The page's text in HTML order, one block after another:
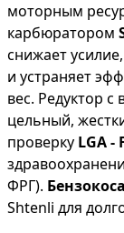
моторным
карбюратором
снижает
и устраняет
вес. Редуктор
цельный,
проверку LGA -
ФРГ).
Shtenli для